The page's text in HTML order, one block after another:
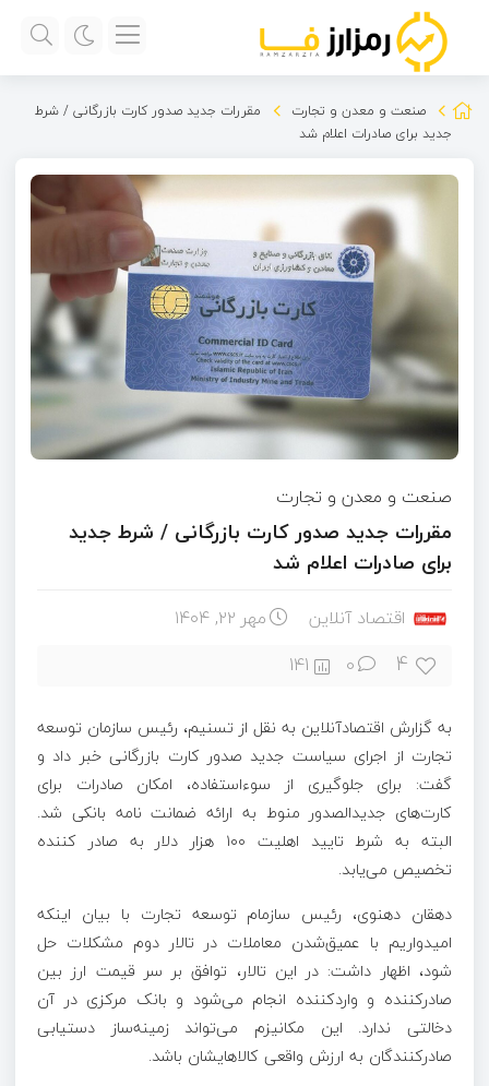
صنعت و معدن و تجارت
مقررات جدید صدور کارت بازرگانی / شرط
جدید برای صادرات اعلام شد
صنعت و معدن و تجارت
مقررات جدید صدور کارت بازرگانی / شرط جدید
برای صادرات اعلام شد
اقتصاد آنلاین مهر ۲۲, ۱۴۰۴
4
0
141
به گزارش اقتصادآنلاین به نقل از تسنیم، رئیس سازمان توسعه
تجارت از اجرای سیاست جدید صدور کارت بازرگانی خبر داد و
گفت: برای جلوگیری از سوءاستفاده، امکان صادرات برای
کارت‌های جدیدالصدور منوط به ارائه ضمانت نامه بانکی شد.
البته به شرط تایید اهلیت ۱۰۰ هزار دلار به صادر کننده
تخصیص می‌یابد.
دهقان دهنوی، رئیس سازمام توسعه تجارت با بیان اینکه
امیدواریم با عمیق‌شدن معاملات در تالار دوم مشکلات حل
شود، اظهار داشت: در این تالار، توافق بر سر قیمت ارز بین
صادرکننده و واردکننده انجام می‌شود و بانک مرکزی در آن
دخالتی ندارد. این مکانیزم می‌تواند زمینه‌ساز دستیابی
صادرکنندگان به ارزش واقعی کالاهایشان باشد.